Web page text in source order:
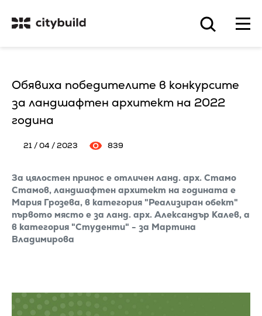
Обявиха победителите в конкурсите
за ландшафтен архитект на 2022
година
21 / 04 / 2023 839
За цялостен принос е отличен ланд. арх. Стамо
Стамов, ландшафтен архитект на годината е
Мария Грозева, в категория "Реализиран обект"
първото място е за ланд. арх. Александър Калев, а
в категория "Студенти" - за Мартина
Владимирова